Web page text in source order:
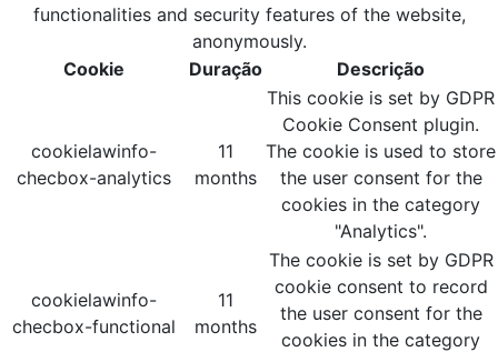
functionalities and security features of the website,
anonymously.
Cookie
Duração Descrição
cookielawinfo-
checbox-analytics
11
months
This cookie is set by GDPR
Cookie Consent plugin.
The cookie is used to store
the user consent for the
cookies in the category
"Analytics".
cookielawinfo-
checbox-functional
11
months
The cookie is set by GDPR
cookie consent to record
the user consent for the
cookies in the category